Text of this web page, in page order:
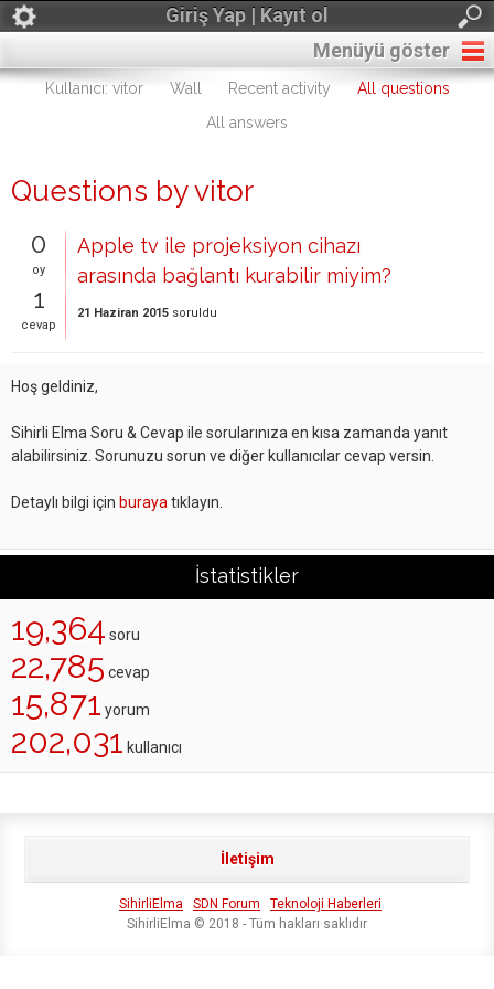
Giriş Yap | Kayıt ol
Menüyü göster
Kullanıcı: vitor Wall Recent activity
All questions
All answers
Questions by vitor
0
oy
1
cevap
Apple tv ile projeksiyon cihazı
arasında bağlantı kurabilir miyim?
21 Haziran 2015 soruldu
Hoş geldiniz,
Sihirli Elma Soru & Cevap ile sorularınıza en kısa zamanda yanıt
alabilirsiniz. Sorunuzu sorun ve diğer kullanıcılar cevap versin.
Detaylı bilgi için buraya tıklayın.
İstatistikler
19,364 soru
22,785 cevap
15,871 yorum
202,031 kullanıcı
İletişim
SihirliElma SDN Forum
Teknoloji Haberleri
SihirliElma © 2018 - Tüm hakları saklıdır